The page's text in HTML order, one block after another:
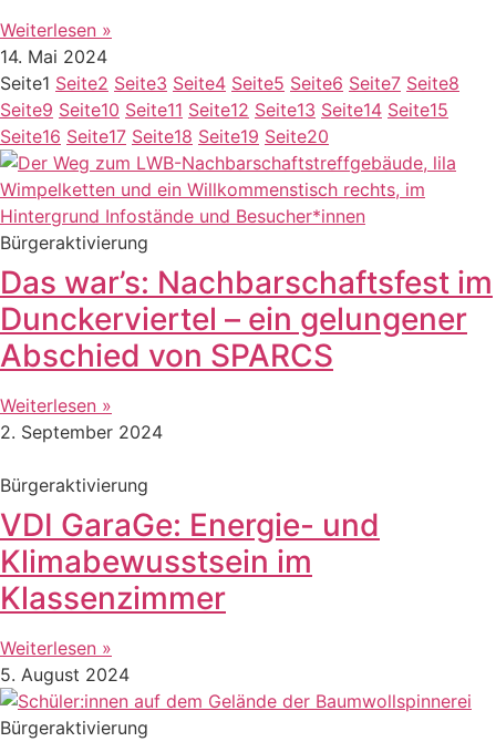
Weiterlesen »
14. Mai 2024
Seite1 Seite2 Seite3 Seite4 Seite5 Seite6 Seite7 Seite8
Seite9 Seite10 Seite11 Seite12 Seite13 Seite14 Seite15
Seite16 Seite17 Seite18 Seite19 Seite20
Bürgeraktivierung
Das war’s: Nachbarschaftsfest im
Dunckerviertel – ein gelungener
Abschied von SPARCS
Weiterlesen »
2. September 2024
Bürgeraktivierung
VDI GaraGe: Energie- und
Klimabewusstsein im
Klassenzimmer
Weiterlesen »
5. August 2024
Bürgeraktivierung